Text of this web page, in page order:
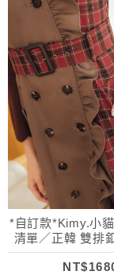
*自訂款*Kimy.小
清單／正韓 雙排
格紋吊帶